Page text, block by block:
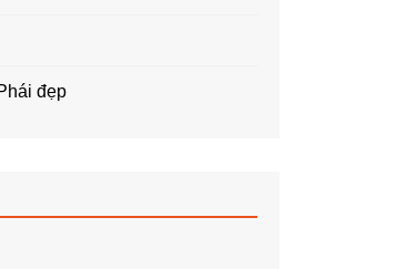
đẹp